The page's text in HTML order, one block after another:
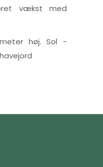
vækst med
høj. Sol -